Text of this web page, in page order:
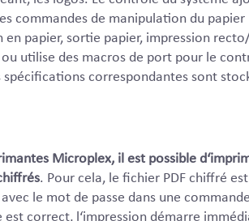
commandes de manipulation du papier
papier, sortie papier, impression
utilise des macros de port pour le
spécifications correspondantes sont
Microplex, il est possible
. Pour cela, le fichier PDF chiffré
le mot de passe dans une
est correct, l‘impression démarre